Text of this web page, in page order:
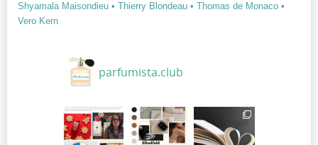
Shyamala Maisondieu • Thierry Blondeau • Thomas de Monaco •
Vero Kern
parfumista.club